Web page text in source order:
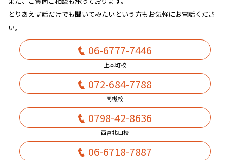
とりあえず話だけでも聞いてみたいという方もお気軽にお電話くださ
い。
06-6777-7446
上本町校
072-684-7788
高槻校
0798-42-8636
西宮北口校
06-6718-7887